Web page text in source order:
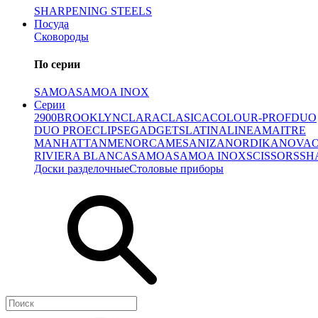
SHARPENING STEELS
Посуда
Сковороды
По серии
SAMOASAMOA INOX
Серии
2900BROOKLYNCLARACLASICACOLOUR-PROFDUO
DUO PROECLIPSEGADGETSLATINALINEAMAITRE
MANHATTANMENORCAMESANIZANORDIKANOVA
RIVIERA BLANCASAMOASAMOA INOXSCISSORS
Доски разделочныеСтоловые приборы